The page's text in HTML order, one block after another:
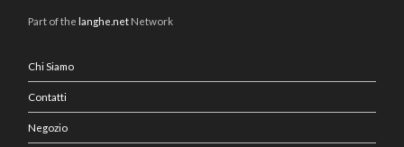
Part of the langhe.net Network
Chi Siamo
Contatti
Negozio